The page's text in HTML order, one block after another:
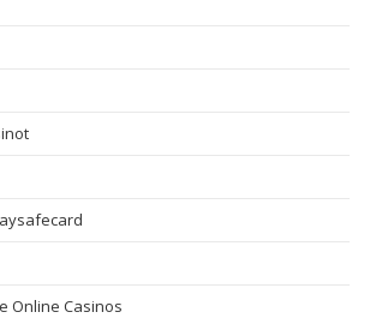
Online Casinos